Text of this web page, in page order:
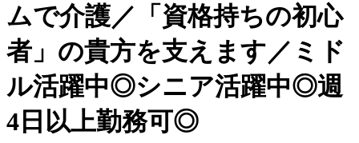
ムで介護／「資格持ちの初心
者」の貴方を支えます／ミド
ル活躍中◎シニア活躍中◎週
4日以上勤務可◎